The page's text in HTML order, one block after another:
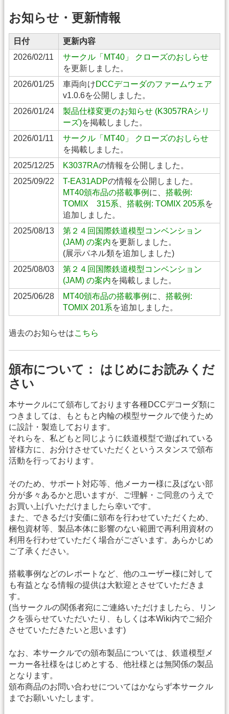
お知らせ・更新情報
日付
更新内容
2026/02/11
サークル「MT40」 クローズのおしらせ
を更新しました。
2026/01/25
車両向けDCCデコーダのファームウェア
v1.0.6を公開しました。
2026/01/24
製品仕様変更のお知らせ (K3057RAシリ
ーズ)を掲載しました。
2026/01/11
サークル「MT40」 クローズのおしらせ
を掲載しました。
2025/12/25
K3037RAの情報を公開しました。
2025/09/22
T-EA31ADPの情報を公開しました。
MT40頒布品の搭載事例 に、 搭載例:
TOMIX 315系
搭載例: TOMIX 205系を
追加しました。
2025/08/13
第２４回国際鉄道模型コンベンション
(JAM) の案内を更新しました。
(展示パネル類を追加しました)
2025/08/03
第２４回国際鉄道模型コンベンション
(JAM) の案内を掲載しました。
2025/06/28
MT40頒布品の搭載事例 に、 搭載例:
TOMIX 201系を追加しました。
過去のお知らせはこちら
頒布について： はじめにお読みくだ
さい
本サークルにて頒布しております各種DCCデコーダ類に
つきましては、もともと内輪の模型サークルで使うため
に設計・製造しております。
それらを、私どもと同じように鉄道模型で遊ばれている
皆様方に、お分けさせていただくというスタンスで頒布
活動を行っております。
そのため、サポート対応等、他メーカー様に及ばない部
分が多々あるかと思いますが、ご理解・ご同意のうえで
お買い上げいただけましたら幸いです。
また、できるだけ安価に頒布を行わせていただくため、
梱包資材等、製品本体に影響のない範囲で再利用資材の
利用を行わせていただく場合がございます。あらかじめ
ご了承ください。
搭載事例などのレポートなど、他のユーザー様に対して
も有益となる情報の提供は大歓迎とさせていただきま
す。
(当サークルの関係者宛にご連絡いただけましたら、リン
クを張らせていただいたり、もしくは本Wiki内でご紹介
させていただきたいと思います)
なお、本サークルでの頒布製品については、鉄道模型メ
ーカー各社様をはじめとする、他社様とは無関係の製品
となります。
頒布商品のお問い合わせについてはかならず本サークル
までお願いいたします。